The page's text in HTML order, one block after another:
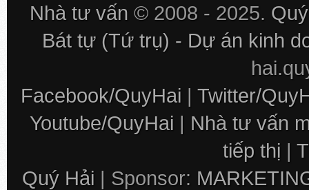
Nhà tư vấn © 2008 - 2025.
Bát tự (Tứ trụ) - Dự án kinh
Facebook/QuyHai | Twitter/
Youtube/QuyHai | Nhà tư vấn
tiếp thị |
Quý Hải | Sponsor: